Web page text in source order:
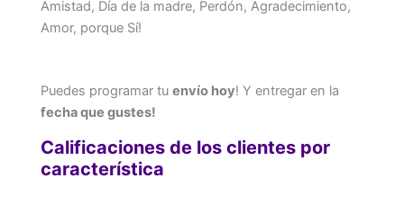
Amistad, Día de la madre, Perdón, Agradecimiento,
Amor, porque Sí!
Puedes programar tu envío hoy! Y entregar en la
fecha que gustes!
Calificaciones de los clientes por
característica